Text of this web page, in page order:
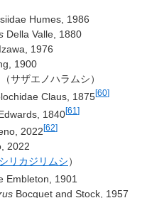
Humes, 1986
Della Valle, 1880
Izawa, 1976
1900
（サザエノハラムシ）
Claus, 1875[60]
1840[61 ]
2022[62]
2022
リカジリムシ）
Embleton, 1901
Bocquet and Stock, 1957